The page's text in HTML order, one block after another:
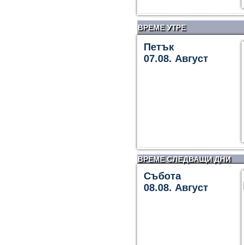
ВРЕМЕ УТРЕ
Петък
07.08. Август
ВРЕМЕ СЛЕДВАЩИ ДНИ
Събота
08.08. Август